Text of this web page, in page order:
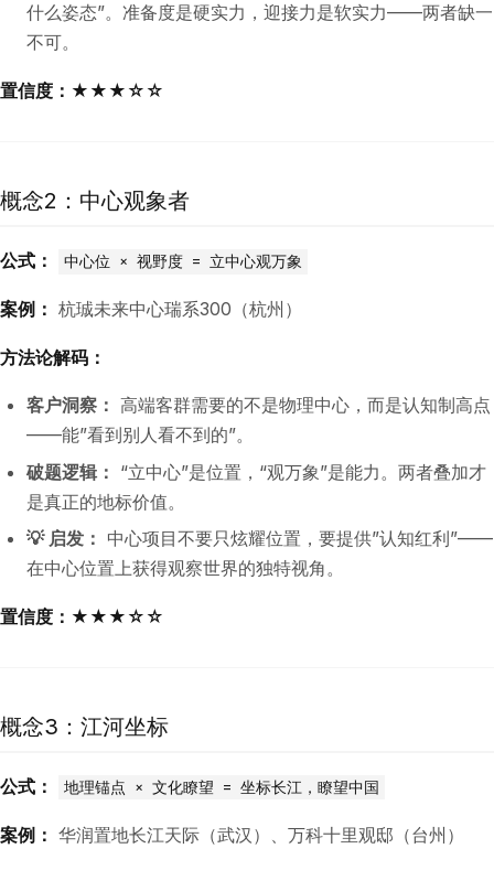
什么姿态”。准备度是硬实力，迎接力是软实力——两者缺一
不可。
置信度：★★★☆☆
概念2：中心观象者
公式： 中心位 × 视野度 = 立中心观万象
案例： 杭珹未来中心瑞系300（杭州）
方法论解码：
客户洞察： 高端客群需要的不是物理中心，而是认知制高点
——能”看到别人看不到的”。
破题逻辑： “立中心”是位置，“观万象”是能力。两者叠加才
是真正的地标价值。
💡 启发： 中心项目不要只炫耀位置，要提供”认知红利”——
在中心位置上获得观察世界的独特视角。
置信度：★★★☆☆
概念3：江河坐标
公式： 地理锚点 × 文化瞭望 = 坐标长江，瞭望中国
案例： 华润置地长江天际（武汉）、万科十里观邸（台州）